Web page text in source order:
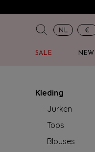
NL €
SALE NEW
Kleding
Jurken
Tops
Blouses